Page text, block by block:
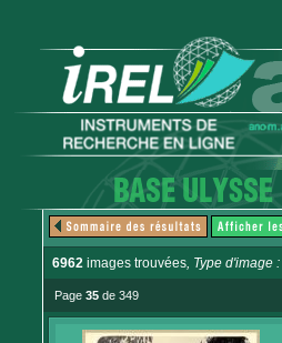
6962 images trouvées, Type d'image :
Page 35 de 349